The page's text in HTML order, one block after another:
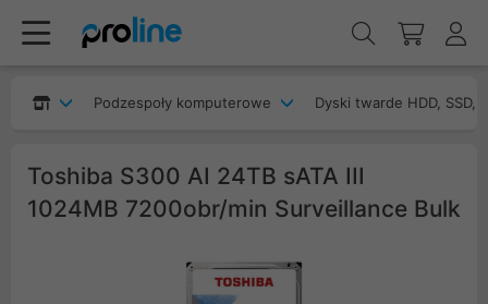
Podzespoły komputerowe Dyski twarde HDD, SSD,
Toshiba S300 AI 24TB sATA III
1024MB 7200obr/min Surveillance Bulk